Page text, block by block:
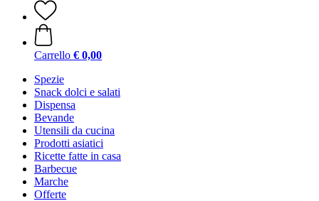
Carrello € 0,00
Spezie
Snack dolci e salati
Dispensa
Bevande
Utensili da cucina
Prodotti asiatici
Ricette fatte in casa
Barbecue
Marche
Offerte